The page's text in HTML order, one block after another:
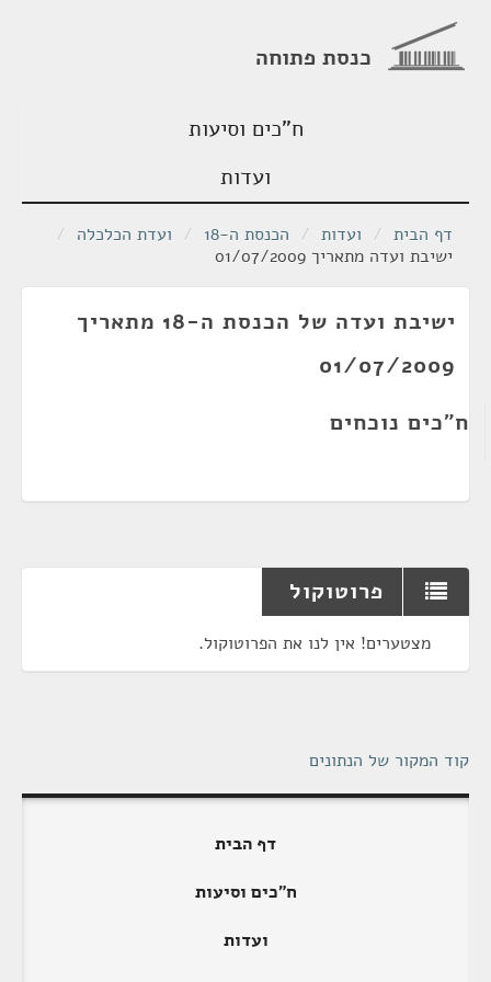
כנסת פתוחה
ח"כים וסיעות
ועדות
דף הבית / ועדות / הכנסת ה-18 / ועדת הכלכלה /
ישיבת ועדה מתאריך 01/07/2009
ישיבת ועדה של הכנסת ה-18 מתאריך
01/07/2009
ח"כים נוכחים
פרוטוקול
מצטערים! אין לנו את הפרוטוקול.
קוד המקור של הנתונים
דף הבית
ח"כים וסיעות
ועדות